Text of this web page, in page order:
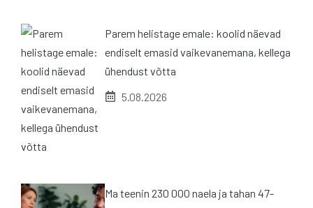
Parem helistage emale: koolid näevad
endiselt emasid vaikevanemana, kellega
ühendust võtta
5.08.2026
Ma teenin 230 000 naela ja tahan 47-